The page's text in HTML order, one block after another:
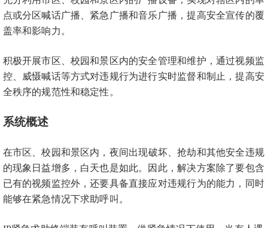
点或分区喊话广播、紧急广播和音乐广播，提高安全宣传的覆
盖率和影响力。
积极开展市区、校园和景区内的安全管理和维护，通过视频监
控、威慑喊话等方式对违规行为进行实时监督和制止，提高安
全秩序的规范性和稳定性。
系统概述
在市区、校园和景区内， 夜间出现破坏、抢劫和其他安全违规
的现象日益增多，白天也是如此。因此，解决方案除了要包含
已有的视频监控外，还要具备直接应对违规行为的能力，同时
能够在紧急情况下求助呼叫。